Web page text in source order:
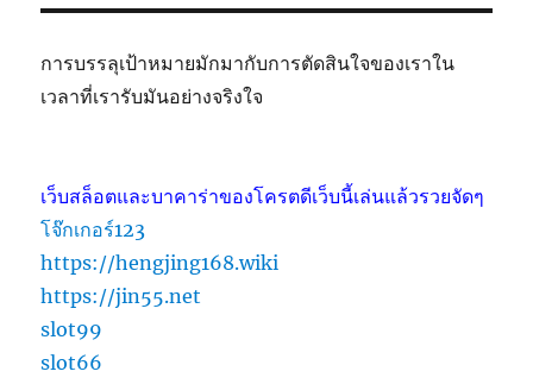
การบรรลุเป้าหมายมักมากับการตัดสินใจของเราใน
เวลาที่เรารับมันอย่างจริงใจ
เว็บสล็อตและบาคาร่าของโครตดีเว็บนี้เล่นแล้วรวยจัดๆ
โจ๊กเกอร์123
https://hengjing168.wiki
https://jin55.net
slot99
slot66